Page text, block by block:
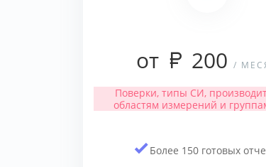
от 200 /
Поверки, типы СИ,
областям измерений и
Более 150 готовых